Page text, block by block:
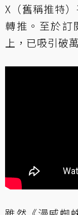
X（舊稱推特
轉推。至於訂
上，已吸引破